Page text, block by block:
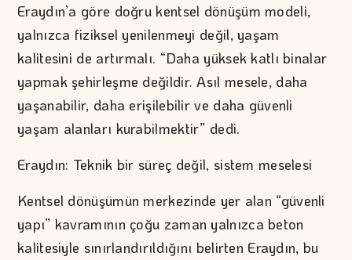
Eraydın’a göre doğru kentsel dönüşüm modeli,
yalnızca fiziksel yenilenmeyi değil, yaşam
kalitesini de artırmalı. “Daha yüksek katlı binalar
yapmak şehirleşme değildir. Asıl mesele, daha
yaşanabilir, daha erişilebilir ve daha güvenli
yaşam alanları kurabilmektir” dedi.
Eraydın: Teknik bir süreç değil, sistem meselesi
Kentsel dönüşümün merkezinde yer alan “güvenli
yapı” kavramının çoğu zaman yalnızca beton
kalitesiyle sınırlandırıldığını belirten Eraydın, bu